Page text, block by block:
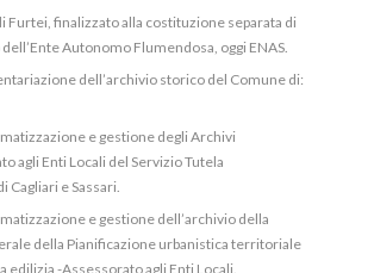
Furtei, finalizzato alla costituzione separata di
Autonomo Flumendosa, oggi ENAS.
dell’archivio storico del Comune di:
e gestione degli Archivi
agli Enti Locali del Servizio Tutela
Cagliari e Sassari.
e gestione dell’archivio della
della Pianificazione urbanistica territoriale
edilizia -Assessorato agli Enti Locali.